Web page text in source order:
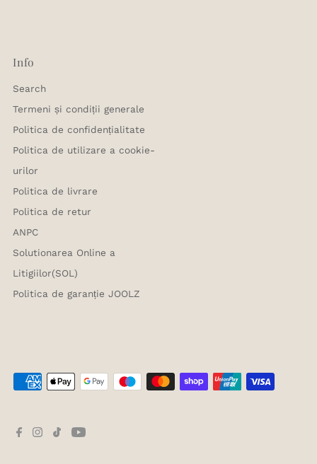
Info
Search
Termeni și condiții generale
Politica de confidențialitate
Politica de utilizare a cookie-
urilor
Politica de livrare
Politica de retur
ANPC
Solutionarea Online a
Litigiilor(SOL)
Politica de garanție JOOLZ